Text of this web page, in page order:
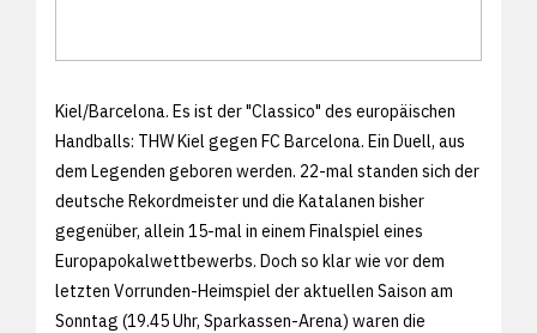
Kiel/Barcelona. Es ist der "Classico" des europäischen
Handballs: THW Kiel gegen FC Barcelona. Ein Duell, aus
dem Legenden geboren werden. 22-mal standen sich der
deutsche Rekordmeister und die Katalanen bisher
gegenüber, allein 15-mal in einem Finalspiel eines
Europapokalwettbewerbs. Doch so klar wie vor dem
letzten Vorrunden-Heimspiel der aktuellen Saison am
Sonntag (19.45 Uhr, Sparkassen-Arena) waren die